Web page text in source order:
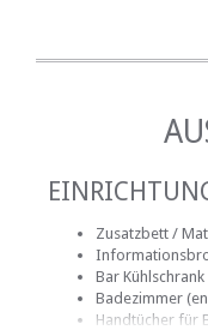
Zusatzbett /
Bar Kühlschrank
Badezimmer
Handtücher für